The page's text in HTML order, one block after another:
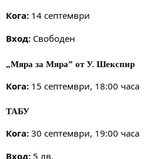
Кога: 14 септември
Вход: Свободен
„Мяра за Мяра” от У. Шекспир
Кога: 15 септември, 18:00 часа
ТАБУ
Кога: 30 септември, 19:00 часа
Вход: 5 лв.